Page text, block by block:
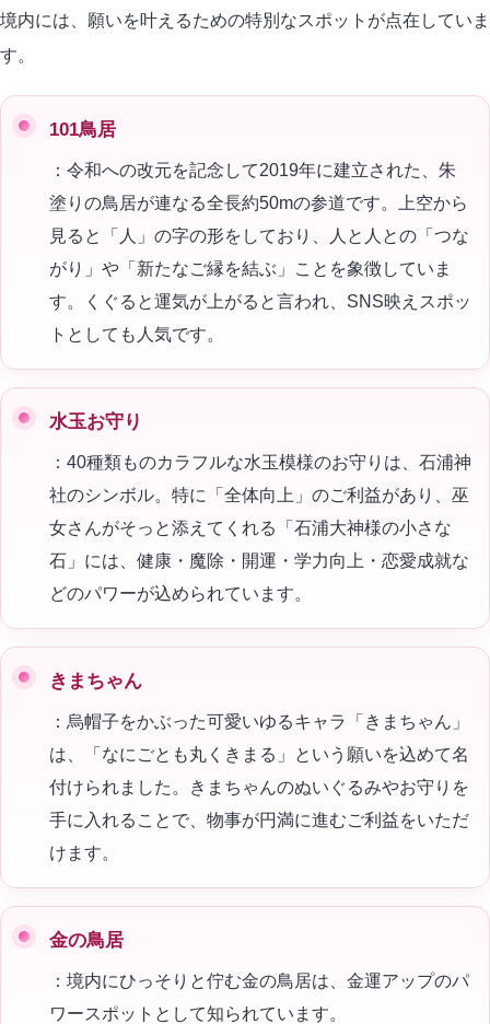
境内には、願いを叶えるための特別なスポットが点在していま
す。
101鳥居
：令和への改元を記念して2019年に建立された、朱
塗りの鳥居が連なる全長約50mの参道です。上空から
見ると「人」の字の形をしており、人と人との「つな
がり」や「新たなご縁を結ぶ」ことを象徴していま
す。くぐると運気が上がると言われ、SNS映えスポッ
トとしても人気です。
水玉お守り
：40種類ものカラフルな水玉模様のお守りは、石浦神
社のシンボル。特に「全体向上」のご利益があり、巫
女さんがそっと添えてくれる「石浦大神様の小さな
石」には、健康・魔除・開運・学力向上・恋愛成就な
どのパワーが込められています。
きまちゃん
：烏帽子をかぶった可愛いゆるキャラ「きまちゃん」
は、「なにごとも丸くきまる」という願いを込めて名
付けられました。きまちゃんのぬいぐるみやお守りを
手に入れることで、物事が円満に進むご利益をいただ
けます。
金の鳥居
：境内にひっそりと佇む金の鳥居は、金運アップのパ
ワースポットとして知られています。